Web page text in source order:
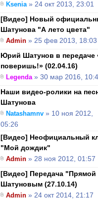
Ksenia» 24 окт 2013, 23:01
[Видео] Новый
Шатунова "А лето цвета"
Admin » 25 фев 2013, 18:03
Юрий Шатунов в передаче
поверишь!» (02.04.16)
Legenda» 30 мар 2016,
Наши видео-ролики на
Шатунова
Natashamnv » 10 ноя 2012,
05:26
[Видео] Неофициальный
"Мой дождик"
Admin » 28 ноя 2012, 01:57
[Видео] Передача
Шатуновым (27.10.14)
Admin » 24 окт 2014, 21:17